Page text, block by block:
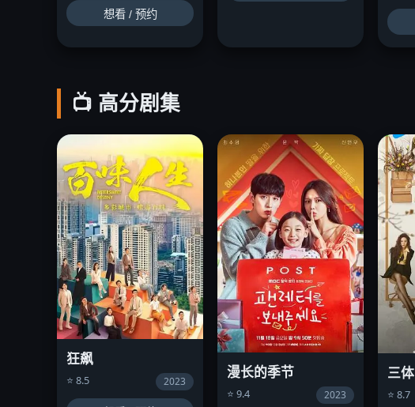
想看 / 预约
📺 高分剧集
狂飙
⭐ 8.5 2023
漫长的季节
⭐ 9.4 2023
三体
⭐ 8.7